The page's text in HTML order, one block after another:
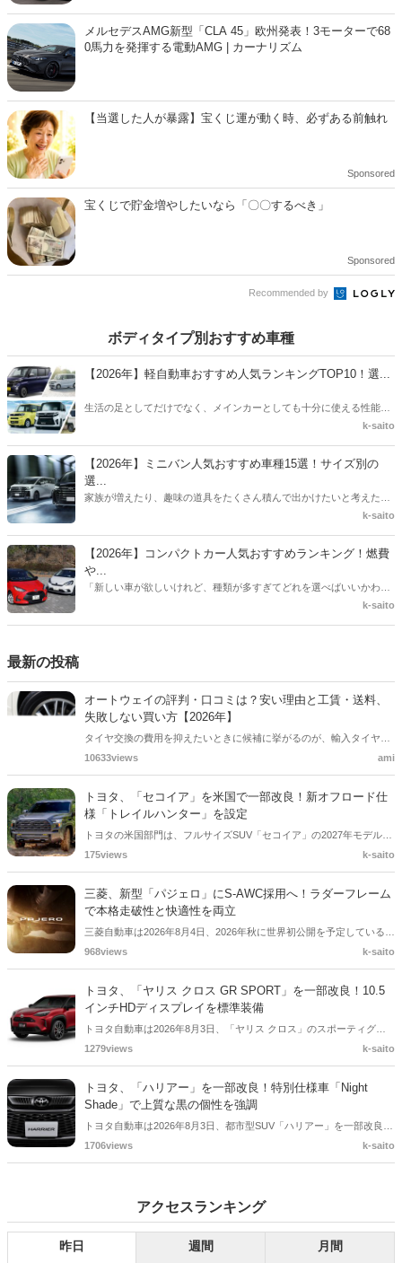
メルセデスAMG新型「CLA 45」欧州発表！3モーターで68
0馬力を発揮する電動AMG | カーナリズム
【当選した人が暴露】宝くじ運が動く時、必ずある前触れ
Sponsored
宝くじで貯金増やしたいなら「〇〇するべき」
Sponsored
Recommended by
ボディタイプ別おすすめ車種
【2026年】軽自動車おすすめ人気ランキングTOP10！選...
生活の足としてだけでなく、メインカーとしても十分に使える性能を
持った「軽自動車」。「そろそろ車の買い替え時期だけれど、どの車
い車には乗りたくない」このようにお悩みの方も多いのではないでし
ょうか。この記事では、おすすめの軽自動車をランキング形式で紹
介。あわせて、軽自動車を選ぶ際に絶対に押さえておきたいポイント
や、知っておくべきメリット・デメリット、そして賢い買い方まで徹
k-saito
【2026年】ミニバン人気おすすめ車種15選！サイズ別の
選...
家族が増えたり、趣味の道具をたくさん積んで出かけたいと考えたり
したとき、真っ先に候補に挙がるのが「ミニバン」ではないでしょう
り、どれを選べばよいのか迷ってしまう方も多いでしょう。この記事
では、最新のトレンドや実際の使い勝手を踏まえた上で、本当におす
すめできるミニバンをサイズ別に厳選して紹介します。
k-saito
【2026年】コンパクトカー人気おすすめランキング！燃費
や...
「新しい車が欲しいけれど、種類が多すぎてどれを選べばいいかわか
らない」「運転がしやすくて、維持費も安いコンパクトカーのおすす
k-saito
最新の投稿
オートウェイの評判・口コミは？安い理由と工賃・送料、
失敗しない買い方【2026年】
タイヤ交換の費用を抑えたいときに候補に挙がるのが、輸入タイヤ通
販のオートウェイ。発送の早さや取付店へ直送できる手軽さが好評
で、タイヤサイズと取付店の条件を事前に確認できれば、初めてでも
利用しやすいサービスです。この記事では、実際の評判について、公
開されている口コミと公式情報をもとに解説します。
10633views ami
トヨタ、「セコイア」を米国で一部改良！新オフロード仕
様「トレイルハンター」を設定
トヨタの米国部門は、フルサイズSUV「セコイア」の2027年モデルを
発表しました。新たにオフロード志向の「トレイルハンター」パッケ
ージを設定し、専用サスペンションやオールテレーンタイヤ、アンダ
ーボディプロテクションを採用。14インチディスプレイやToyota
Safety Sense 4.0など、先進装備も強化されています。
175views k-saito
三菱、新型「パジェロ」にS-AWC採用へ！ラダーフレーム
で本格走破性と快適性を両立
三菱自動車は2026年8月4日、2026年秋に世界初公開を予定している新
型クロスカントリーSUV「パジェロ」の走行性能に関する新情報を発
表しました。堅牢なラダーフレームと路面追従性に優れたサスペンシ
ョンに加え、車両運動統合制御システム「S-AWC」を採用。本格的な
悪路走破性と、長距離でも疲れにくい上質な乗り心地を追求していま
968views k-saito
トヨタ、「ヤリス クロス GR SPORT」を一部改良！10.5
インチHDディスプレイを標準装備
トヨタ自動車は2026年8月3日、「ヤリス クロス」のスポーティグレ
ード「GR SPORT」を一部改良して発売しました。10.5インチディス
プレイオーディオ（コネクティッドナビ対応）PlusやナノイーXを採
用したほか、ドアミラーとシャークフィンアンテナをブラック加飾と
し、内外装の魅力を高めています。
1279views k-saito
トヨタ、「ハリアー」を一部改良！特別仕様車「Night
Shade」で上質な黒の個性を強調
トヨタ自動車は2026年8月3日、都市型SUV「ハリアー」を一部改良し
て発売しました。荷室右側にAC100V・1500Wのアクセサリーコンセ
ントを設定したほか、特別仕様車「Z“Leather Package・Night
1706views k-saito
アクセスランキング
昨日 週間 月間